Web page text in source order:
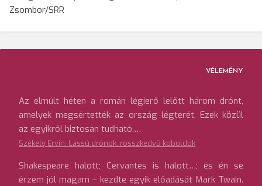
Zsombor/SRR
VÉLEMÉNY
Az elmúlt héten a román légierő lelőtt három drónt,
amelyek megsértették az ország légterét. Ezek közül
az egyikről biztosan tudható,…
Székely Ervin: Lassú drónok, rosszkedvű koboldok
Shakespeare halott; Cervantes is halott…; és én se
érzem jól magam – kezdte egyik előadását Mark Twain.